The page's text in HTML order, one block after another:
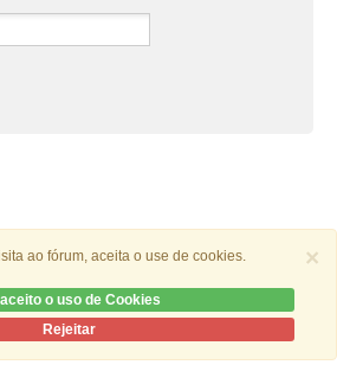
×
ao fórum, aceita o use de cookies.
aceito o uso de Cookies
Rejeitar
& v12mike